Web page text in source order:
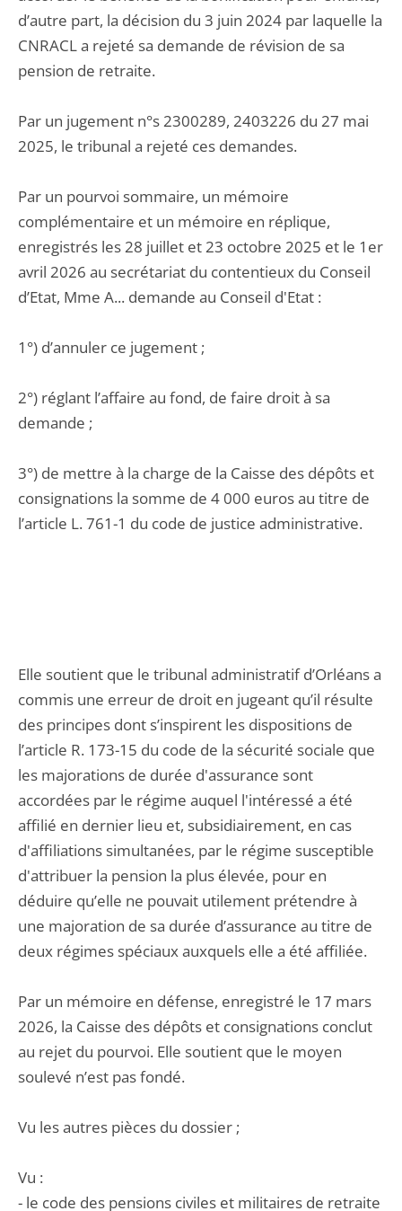
d’autre part, la décision du 3 juin 2024 par laquelle la
CNRACL a rejeté sa demande de révision de sa
pension de retraite.
Par un jugement n°s 2300289, 2403226 du 27 mai
2025, le tribunal a rejeté ces demandes.
Par un pourvoi sommaire, un mémoire
complémentaire et un mémoire en réplique,
enregistrés les 28 juillet et 23 octobre 2025 et le 1er
avril 2026 au secrétariat du contentieux du Conseil
d’Etat, Mme A... demande au Conseil d'Etat :
1°) d’annuler ce jugement ;
2°) réglant l’affaire au fond, de faire droit à sa
demande ;
3°) de mettre à la charge de la Caisse des dépôts et
consignations la somme de 4 000 euros au titre de
l’article L. 761-1 du code de justice administrative.
Elle soutient que le tribunal administratif d’Orléans a
commis une erreur de droit en jugeant qu’il résulte
des principes dont s’inspirent les dispositions de
l’article R. 173-15 du code de la sécurité sociale que
les majorations de durée d'assurance sont
accordées par le régime auquel l'intéressé a été
affilié en dernier lieu et, subsidiairement, en cas
d'affiliations simultanées, par le régime susceptible
d'attribuer la pension la plus élevée, pour en
déduire qu’elle ne pouvait utilement prétendre à
une majoration de sa durée d’assurance au titre de
deux régimes spéciaux auxquels elle a été affiliée.
Par un mémoire en défense, enregistré le 17 mars
2026, la Caisse des dépôts et consignations conclut
au rejet du pourvoi. Elle soutient que le moyen
soulevé n’est pas fondé.
Vu les autres pièces du dossier ;
Vu :
- le code des pensions civiles et militaires de retraite